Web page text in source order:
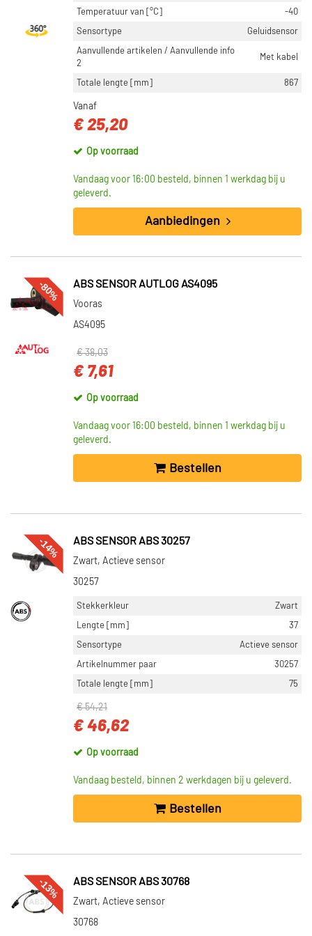
Temperatuur van [°C]
-40
Sensortype
Geluidsensor
Aanvullende artikelen / Aanvullende info
2
Met kabel
Totale lengte [mm] 867
Vanaf
€ 25,20
Op voorraad
Vandaag voor 16:00 besteld, binnen 1 werkdag bij u
geleverd.
Aanbiedingen
-80% ABS SENSOR AUTLOG AS4095
Vooras
AS4095
€ 38,03
€ 7,61
Op voorraad
Vandaag voor 16:00 besteld, binnen 1 werkdag bij u
geleverd.
Bestellen
-14% ABS SENSOR ABS 30257
Zwart, Actieve sensor
30257
Stekkerkleur
Zwart
Lengte [mm]
37
Sensortype
Actieve sensor
Artikelnummer paar
30257
Totale lengte [mm]
75
€ 54,21
€ 46,62
Op voorraad
Vandaag besteld, binnen 2 werkdagen bij u geleverd.
Bestellen
-13% ABS SENSOR ABS 30768
Zwart, Actieve sensor
30768